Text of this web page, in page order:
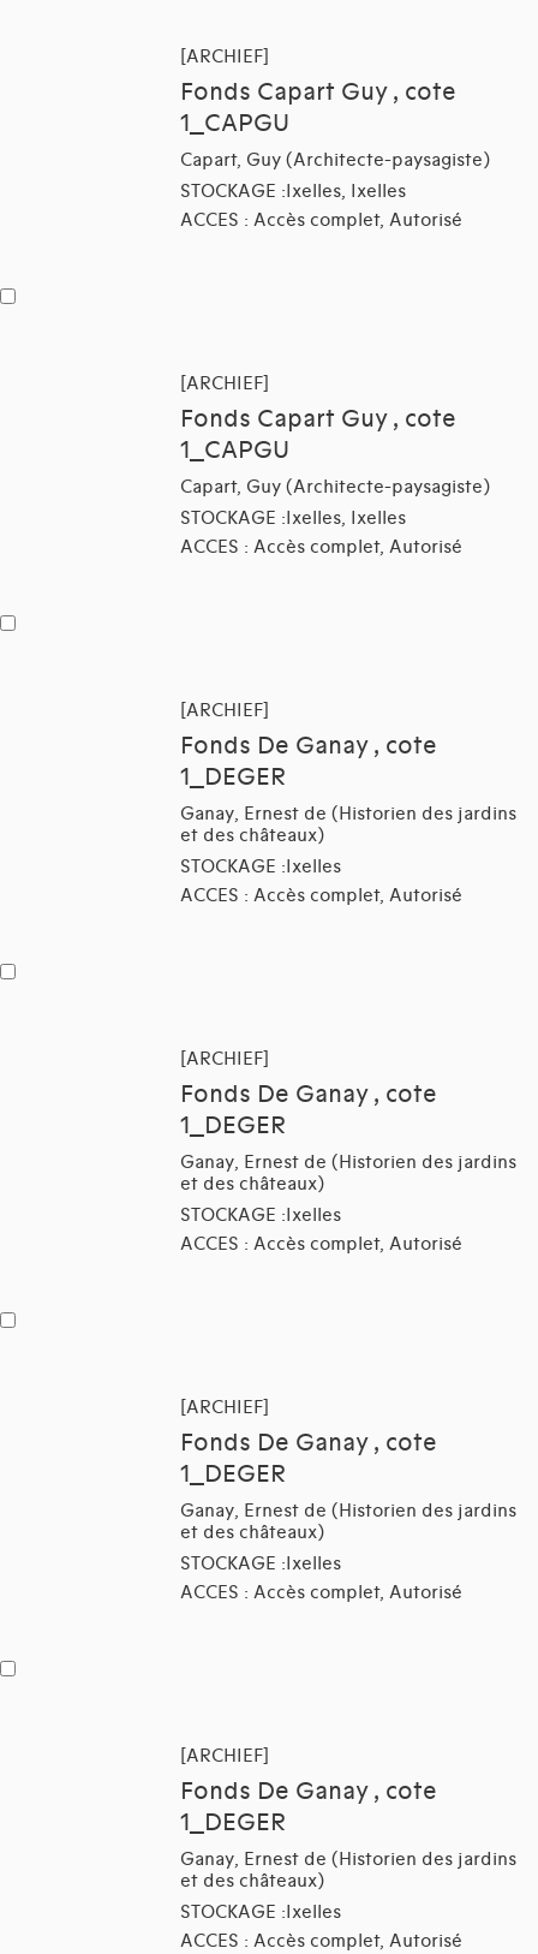
[ARCHIEF]
Fonds Capart Guy , cote
1_CAPGU
Capart, Guy (Architecte-paysagiste)
STOCKAGE :Ixelles, Ixelles
ACCES : Accès complet, Autorisé
[ARCHIEF]
Fonds Capart Guy , cote
1_CAPGU
Capart, Guy (Architecte-paysagiste)
STOCKAGE :Ixelles, Ixelles
ACCES : Accès complet, Autorisé
[ARCHIEF]
Fonds De Ganay , cote
1_DEGER
Ganay, Ernest de (Historien des jardins
et des châteaux)
STOCKAGE :Ixelles
ACCES : Accès complet, Autorisé
[ARCHIEF]
Fonds De Ganay , cote
1_DEGER
Ganay, Ernest de (Historien des jardins
et des châteaux)
STOCKAGE :Ixelles
ACCES : Accès complet, Autorisé
[ARCHIEF]
Fonds De Ganay , cote
1_DEGER
Ganay, Ernest de (Historien des jardins
et des châteaux)
STOCKAGE :Ixelles
ACCES : Accès complet, Autorisé
[ARCHIEF]
Fonds De Ganay , cote
1_DEGER
Ganay, Ernest de (Historien des jardins
et des châteaux)
STOCKAGE :Ixelles
ACCES : Accès complet, Autorisé